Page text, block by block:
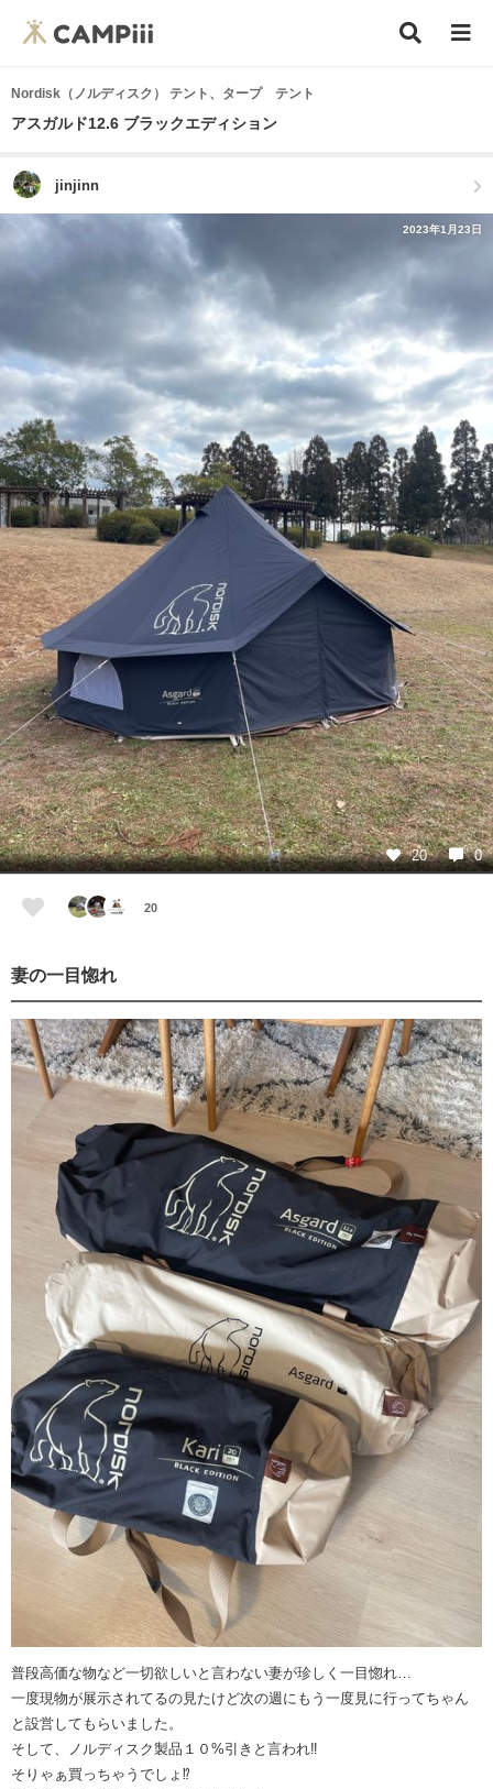
Nordisk（ノルディスク） テント、タープ テント
アスガルド12.6 ブラックエディション
jinjinn
2023年1月23日
20 0
20
妻の一目惚れ
普段高価な物など一切欲しいと言わない妻が珍しく一目惚れ…
一度現物が展示されてるの見たけど次の週にもう一度見に行ってちゃん
と設営してもらいました。
そして、ノルディスク製品１０%引きと言われ‼️
そりゃぁ買っちゃうでしょ⁉️